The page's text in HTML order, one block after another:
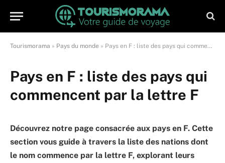
Tourismorama » Pays du monde » Pays en F : liste des pays qui commencent par la lettre F
Pays en F : liste des pays qui
commencent par la lettre F
Découvrez notre page consacrée aux pays en F. Cette
section vous guide à travers la liste des nations dont
le nom commence par la lettre F, explorant leurs